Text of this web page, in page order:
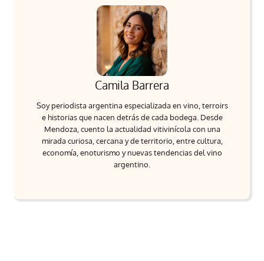
Camila Barrera
Soy periodista argentina especializada en vino, terroirs
e historias que nacen detrás de cada bodega. Desde
Mendoza, cuento la actualidad vitivinícola con una
mirada curiosa, cercana y de territorio, entre cultura,
economía, enoturismo y nuevas tendencias del vino
argentino.